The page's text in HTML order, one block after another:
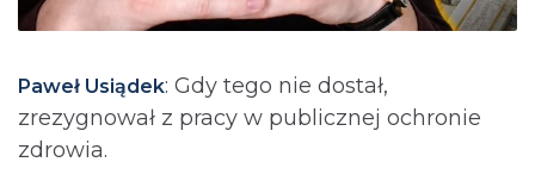
Paweł Usiądek: Gdy tego nie dostał,
zrezygnował z pracy w publicznej ochronie
zdrowia.